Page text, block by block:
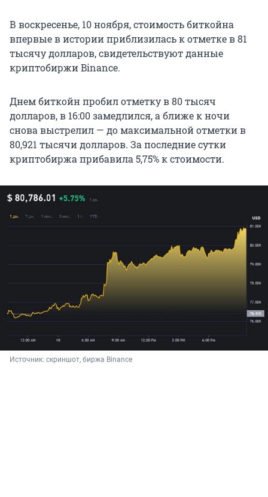
В воскресенье, 10 ноября, стоимость биткойна
впервые в истории приблизилась к отметке в 81
тысячу долларов, свидетельствуют данные
криптобиржи Binance.
Днем биткойн пробил отметку в 80 тысяч
долларов, в 16:00 замедлился, а ближе к ночи
снова выстрелил — до максимальной отметки в
80,921 тысячи долларов. За последние сутки
криптобиржа прибавила 5,75% к стоимости.
Источник: скриншот, биржа Binance